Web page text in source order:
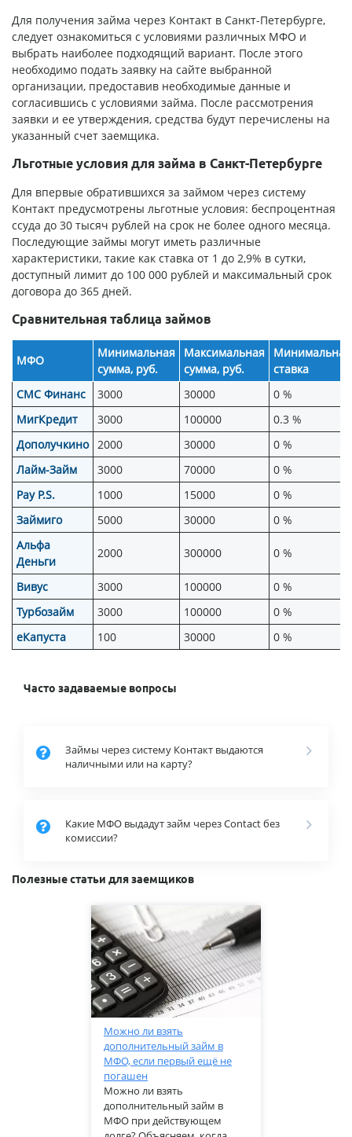
Для получения займа через Контакт в Санкт-Петербурге,
следует ознакомиться с условиями различных МФО и
выбрать наиболее подходящий вариант. После этого
необходимо подать заявку на сайте выбранной
организации, предоставив необходимые данные и
согласившись с условиями займа. После рассмотрения
заявки и ее утверждения, средства будут перечислены на
указанный счет заемщика.
Льготные условия для займа в Санкт-Петербурге
Для впервые обратившихся за займом через систему
Контакт предусмотрены льготные условия: беспроцентная
ссуда до 30 тысяч рублей на срок не более одного месяца.
Последующие займы могут иметь различные
характеристики, такие как ставка от 1 до 2,9% в сутки,
доступный лимит до 100 000 рублей и максимальный срок
договора до 365 дней.
Сравнительная таблица займов
МФО
Минимальная
сумма, руб.
Максимальная
сумма, руб.
Минимальная
ставка
СМС Финанс
3000 30000
0 %
МигКредит
3000 100000
0.3 %
Дополучкино 2000 30000
0 %
Лайм-Займ
3000 70000
0 %
Pay P.S.
1000 15000
0 %
Займиго
5000 30000
0 %
Альфа
Деньги
2000 300000 0 %
Вивус 3000 100000
0 %
Турбозайм
3000 100000
0 %
еКапуста
100 30000 0 %
Часто задаваемые вопросы
Займы через систему Контакт выдаются
наличными или на карту?
Какие МФО выдадут займ через Contact без
комиссии?
Полезные статьи для заемщиков
Можно ли взять
дополнительный займ в
МФО, если первый ещё не
погашен
Можно ли взять
дополнительный займ в
МФО при действующем